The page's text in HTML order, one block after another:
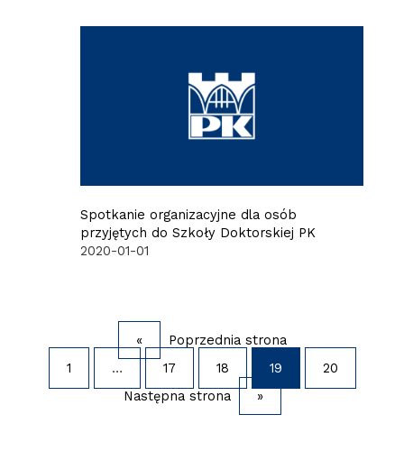
Spotkanie organizacyjne dla osób
przyjętych do Szkoły Doktorskiej PK
2020-01-01
«
Poprzednia strona
1
… 17 18 19
20
Następna strona
»